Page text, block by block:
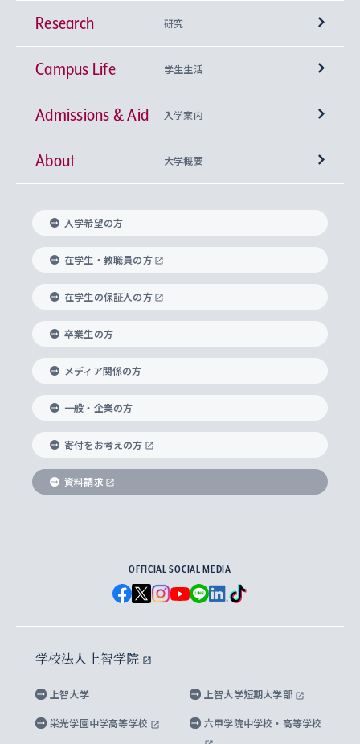
学部
神学部
文学部
総合人間科学部
経済学部
外国語学部
総合グローバル学部
国際教養学部
理工学部
Futures） – 持続可能な未来を考える６学科連携
興味から学科を探す
上智大学の全学共通教育
基盤教育センター
キリスト教人間学
身体知
思考と表現
データサイエンス
上智大学の語学教育
言語教育研究センター
上智大学のグローバル教育
グローバル教育センター
上智大学で学ぶ
海外で学ぶ
学びのサポート
大学院
神学研究科
実践宗教学研究科
総合人間科学研究科
経済学研究科
グローバル・スタディーズ研究科
助産学専攻科
生涯学習
Research 研究
研究所 等
キリスト教文化研究所
中世思想研究所
国際言語情報研究所
グローバル・コンサーン研究所
比較文化研究所
ヨーロッパ研究所
アジア文化研究所
アメリカ・カナダ研究所
メディア・ジャーナリズム研究所
水稀少社会研究センター
先進機械・構造材料イノベーションセンター
Sophia Open Research Weeks (SORW)
産官学連携
知的財産
研究支援制度
重点領域研究・自由課題研究
研究活動に関する法令・研究費の使用について
Campus Life 学生生活
学期区分と授業時間割
課外活動
課外教育プログラム
ボランティア活動
グローバルな学びのコミュニティ
学生の相談窓口
心身の健康相談
ハラスメント防止の取り組み
障がいのある学生への支援
キャリア形成サポート
キャリア形成支援プログラム
就職（内定先）・進路統計
企業の採用ご担当者様へのご案内
住まいのサポート
Admissions & Aid 入学案内
上智大学で取得できる学位
入れの方針）
科目等履修生
研究生・外国人特別研究生・国費留学生
交換留学生(海外大学から上智大学で学ぶ)
ノンディグリー生
Sophia Short-term Program受講生
学費・奨学金
学部入学前に出願する奨学金
国による高等教育の修学支援新制度
大学院生対象の奨学金
海外留学する際の費用と奨学金
About 大学概要
理事長・学長メッセージ
学長・副学長紹介
上智大学の精神
上智大学の理念
上智大学の沿革
ソフィア・アーカイブズ
上智大学とカトリック
グローバルエンゲージメント
上智大学を訪れた世界の知性
国連Weeks・アフリカWeeks
ダイバーシティ＆サステナビリティへの取り組み
上智大学公式ソーシャルメディア
学校法人上智学院について
数字で見る上智大学
上智大学のネットワーク
父母・保証人とのネットワーク
学外とのネットワーク
上智大学の出版物
上智大学大学案内・大学院案内
英文広報誌 SOPHIA magazine
上智大学のビジュアル・アイデンティティ
上智大学ビジュアル・アイデンティティ
上智大学校歌 ・上智大学学生歌
上智大学への取材・キャンパスでの撮影について
上智大学の公開情報
上智大学の教育研究活動等の情報公表
キャンパス案内
入学希望の方
在学生・教職員の方
在学生の保証人の方
卒業生の方
メディア関係の方
一般・企業の方
寄付をお考えの方
資料請求
OFFICIAL SOCIAL MEDIA
学校法人上智学院
上智大学 上智大学短期大学部
栄光学園中学高等学校 六甲学院中学校・高等学校